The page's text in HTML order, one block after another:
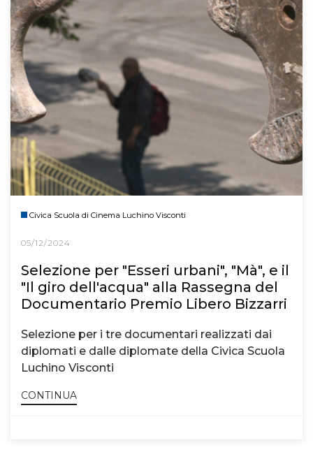
Civica Scuola di Cinema Luchino Visconti
05/12/2024
Selezione per "Esseri urbani", "Mà", e il
"Il giro dell'acqua" alla Rassegna del
Documentario Premio Libero Bizzarri
Selezione per i tre documentari realizzati dai
diplomati e dalle diplomate della Civica Scuola
Luchino Visconti
CONTINUA